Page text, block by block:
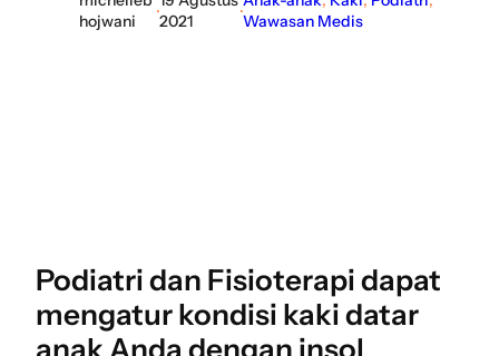
hojwani
·
2021
·
Wawasan Medis
Podiatri dan Fisioterapi dapat
mengatur kondisi kaki datar